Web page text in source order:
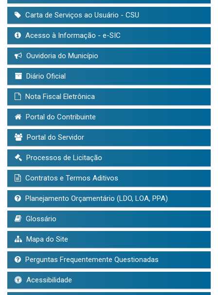
Carta de Serviços ao Usuário - CSU
Acesso à Informação - e-SIC
Ouvidoria do Município
Diário Oficial
Nota Fiscal Eletrônica
Portal do Contribuinte
Portal do Servidor
Processos de Licitação
Contratos e Termos Aditivos
Planejamento Orçamentário (LDO, LOA, PPA)
Glossário
Mapa do Site
Perguntas Frequentemente Questionadas
Acessibilidade